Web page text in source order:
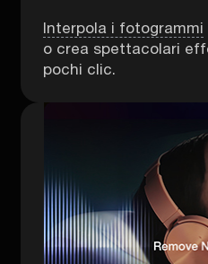
Interpola i fotogrammi
o crea spettacolari
pochi clic.